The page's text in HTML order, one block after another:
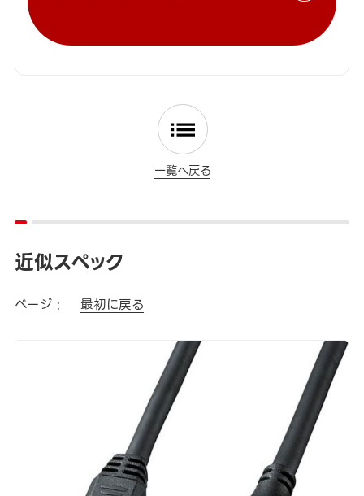
一覧へ戻る
近似スペック
ページ : 最初に戻る